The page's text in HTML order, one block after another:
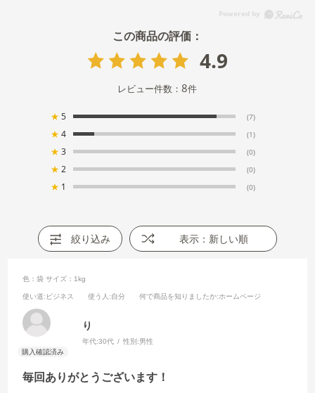
4.9
レビュー件数：8件
★ 5 (7)
★ 4 (1)
★ 3 (0)
★ 2 (0)
★ 1 (0)
絞り込み 表示：新しい順
毎回ありがとうございます！
色：袋 サイズ：1kg
使い道:ビジネス 使う人 :自分 何で商品を知りましたか:ホームページ
り
年代:30代 性別:男性